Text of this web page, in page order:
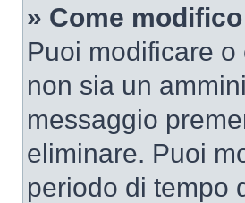
» Come
Puoi modificare
non sia un
messaggio
eliminare. Puoi
periodo di tempo